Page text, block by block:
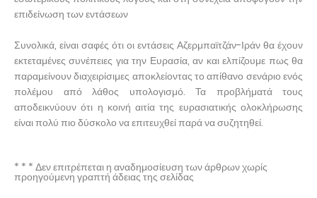
επιδείνωση των εντάσεων
Συνολικά, είναι σαφές ότι οι εντάσεις Αζερμπαϊτζάν-Ιράν θα έχουν
εκτεταμένες συνέπειες για την Ευρασία, αν και ελπίζουμε πως θα
παραμείνουν διαχειρίσιμες αποκλείοντας το απίθανο σενάριο ενός
πολέμου από λάθος υπολογισμό. Τα προβλήματά τους
αποδεικνύουν ότι η κοινή αιτία της ευρασιατικής ολοκλήρωσης
είναι πολύ πιο δύσκολο να επιτευχθεί παρά να συζητηθεί.
* * * Δεν επιτρέπεται η αναδημοσίευση των άρθρων χωρίς
προηγούμενη γραπτή άδειας της σελίδας